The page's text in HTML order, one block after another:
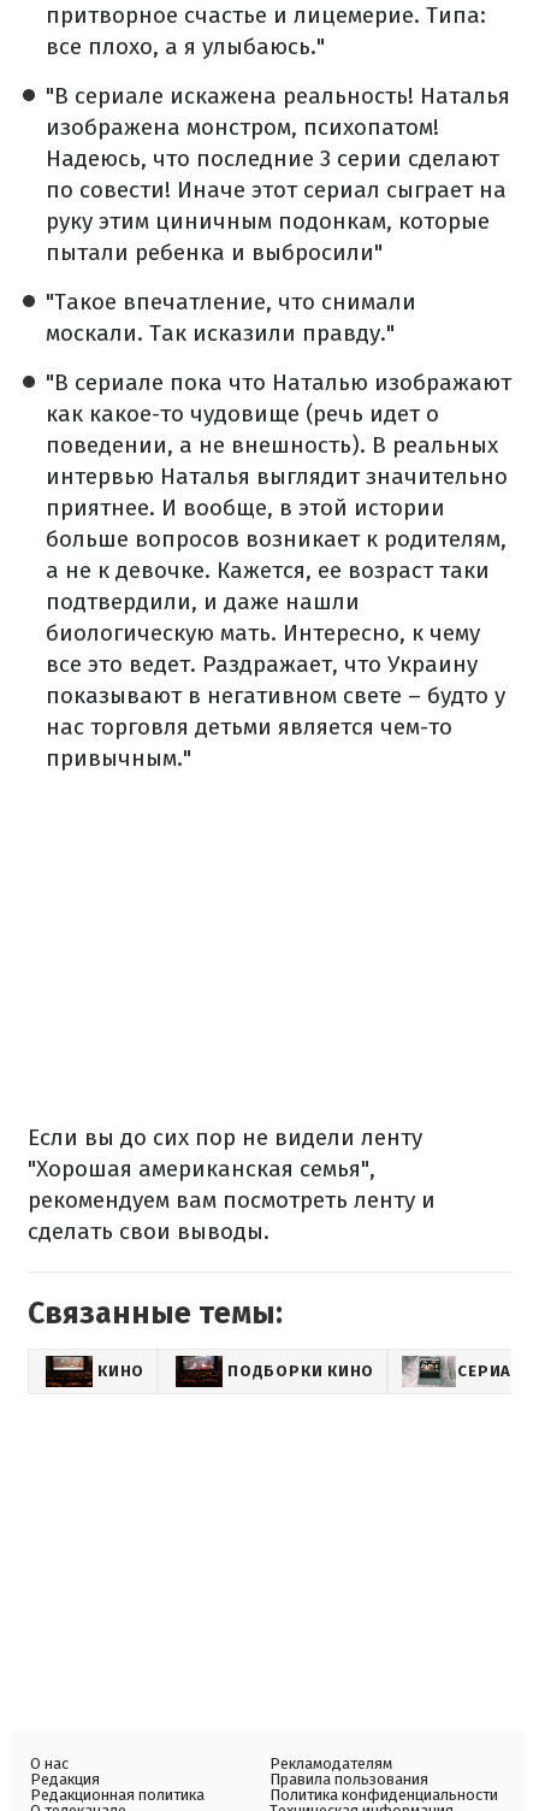
притворное счастье и лицемерие. Типа:
все плохо, а я улыбаюсь."
"В сериале искажена реальность! Наталья
изображена монстром, психопатом!
Надеюсь, что последние 3 серии сделают
по совести! Иначе этот сериал сыграет на
руку этим циничным подонкам, которые
пытали ребенка и выбросили"
"Такое впечатление, что снимали
москали. Так исказили правду."
"В сериале пока что Наталью изображают
как какое-то чудовище (речь идет о
поведении, а не внешность). В реальных
интервью Наталья выглядит значительно
приятнее. И вообще, в этой истории
больше вопросов возникает к родителям,
а не к девочке. Кажется, ее возраст таки
подтвердили, и даже нашли
биологическую мать. Интересно, к чему
все это ведет. Раздражает, что Украину
показывают в негативном свете – будто у
нас торговля детьми является чем-то
привычным."
Если вы до сих пор не видели ленту
"Хорошая американская семья",
рекомендуем вам посмотреть ленту и
сделать свои выводы.
Связанные темы:
КИНО ПОДБОРКИ КИНО СЕРИАЛЫ
О нас
Редакция
Редакционная политика
Рекламодателям
Правила пользования
Политика конфиденциальности